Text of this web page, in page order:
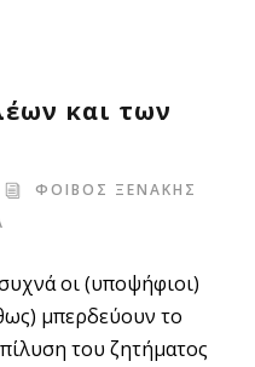
και των
ΦΟΙΒΟΣ ΞΕΝΑΚΗΣ
οι (υποψήφιοι)
μπερδεύουν το
του ζητήματος